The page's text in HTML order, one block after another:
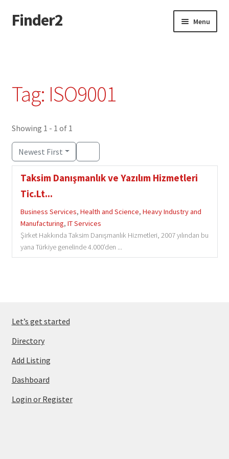
Skip
to
Skip
to
Finder2 Menu
Privacy Policy
Tag: ISO9001
Showing 1 - 1 of 1
Newest First
Taksim Danışmanlık ve Yazılım Hizmetleri
Tic.Lt...
Business Services, Health and Science, Heavy Industry and
Manufacturing, IT Services
Şirket Hakkında Taksim Danışmanlık Hizmetleri, 2007 yılından bu
yana Türkiye genelinde 4.000’den ...
Let’s get started
Directory
Add Listing
Dashboard
Login or Register